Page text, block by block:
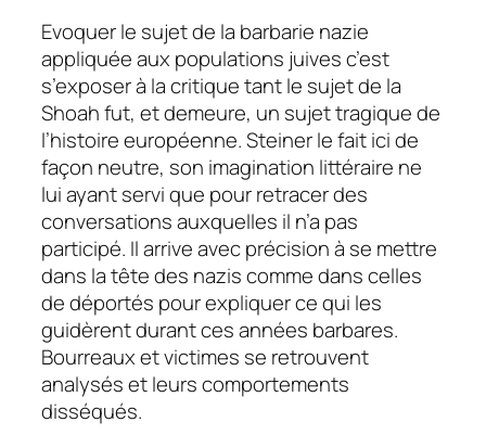
Evoquer le sujet de la barbarie nazie
appliquée aux populations juives c’est
s’exposer à la critique tant le sujet de la
Shoah fut, et demeure, un sujet tragique de
l’histoire européenne. Steiner le fait ici de
façon neutre, son imagination littéraire ne
lui ayant servi que pour retracer des
conversations auxquelles il n’a pas
participé. Il arrive avec précision à se mettre
dans la tête des nazis comme dans celles
de déportés pour expliquer ce qui les
guidèrent durant ces années barbares.
Bourreaux et victimes se retrouvent
analysés et leurs comportements
disséqués.